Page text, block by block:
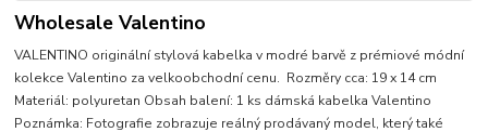
Wholesale Valentino
VALENTINO originální stylová kabelka v modré barvě z prémiové módní
kolekce Valentino za velkoobchodní cenu. Rozměry cca: 19 x 14 cm
Materiál: polyuretan Obsah balení: 1 ks dámská kabelka Valentino
Poznámka: Fotografie zobrazuje reálný prodávaný model, který také